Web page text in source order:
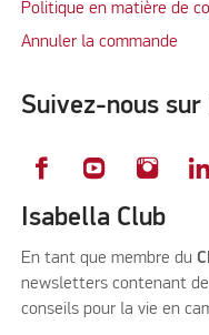
Politique en matière de
Annuler la commande
Suivez-nous
Isabella Club
En tant que membre du
newsletters contenant
conseils pour la vie en